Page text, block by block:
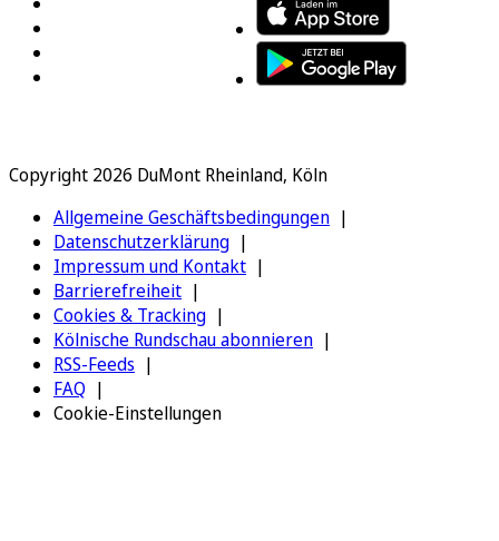
Copyright 2026 DuMont Rheinland, Köln
Allgemeine Geschäftsbedingungen
Datenschutzerklärung
Impressum und Kontakt
Barrierefreiheit
Cookies & Tracking
Kölnische Rundschau abonnieren
RSS-Feeds
FAQ
Cookie-Einstellungen